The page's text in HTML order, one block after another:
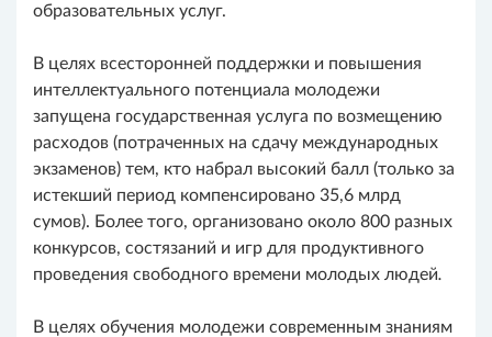
образовательных услуг.
В целях всесторонней поддержки и повышения
интеллектуального потенциала молодежи
запущена государственная услуга по возмещению
расходов (потраченных на сдачу международных
экзаменов) тем, кто набрал высокий балл (только за
истекший период компенсировано 35,6 млрд
сумов). Более того, организовано около 800 разных
конкурсов, состязаний и игр для продуктивного
проведения свободного времени молодых людей.
В целях обучения молодежи современным знаниям